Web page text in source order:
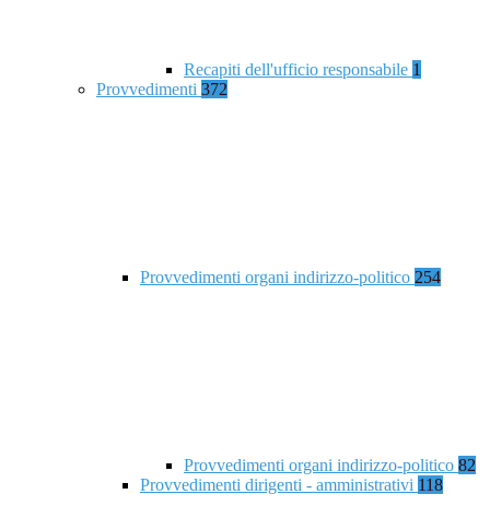
Recapiti dell'ufficio responsabile 1
Provvedimenti 372
Provvedimenti organi indirizzo-politico 254
Provvedimenti organi indirizzo-politico 82
Provvedimenti dirigenti - amministrativi 118